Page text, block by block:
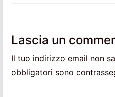
Lascia un
Il tuo indirizzo email non
obbligatori sono